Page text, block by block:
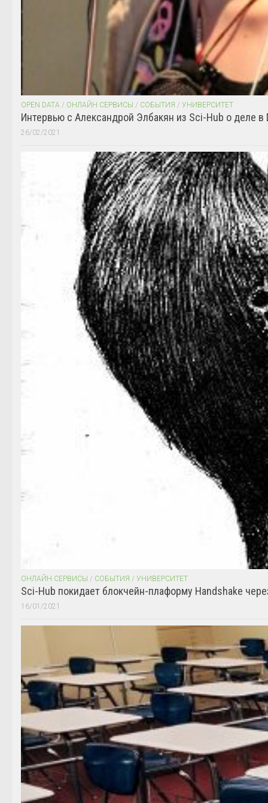
OPEN DATA / ОНЛАЙН СЕРВИСЫ / СОБЫТИЯ / УНИВЕРСИТЕТ
Интервью с Александрой Элбакян из Sci-Hub о деле в
26/02/2021
ОНЛАЙН СЕРВИСЫ / СОБЫТИЯ / УНИВЕРСИТЕТ
Sci-Hub покидает блокчейн-плаформу Handshake
16/01/2021